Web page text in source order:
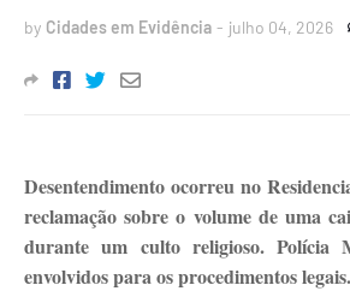
by Cidades em Evidência - julho 04, 2026
Desentendimento ocorreu no
reclamação sobre o volume de uma
durante um culto religioso. Polícia
envolvidos para os procedimentos legais.